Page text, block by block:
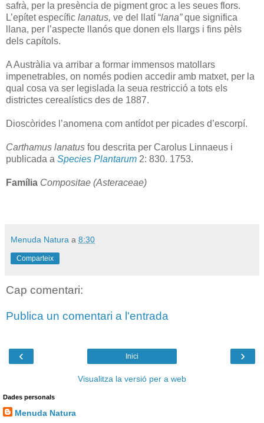
safrà, per la presència de pigment groc a les seues flors.
L’epítet específic lanatus, ve del llatí “lana”que significa
llana, per l’aspecte llanós que donen els llargs i fins pèls
dels capítols.
A Austràlia va arribar a formar immensos matollars
impenetrables, on només podien accedir amb matxet, per la
qual cosa va ser legislada la seua restricció a tots els
districtes cerealístics des de 1887.
Dioscòrides l’anomena com antídot per picades d’escorpí.
Carthamus lanatus fou descrita per Carolus Linnaeus i
publicada a Species Plantarum 2: 830. 1753.
Família Compositae (Asteraceae)
Menuda Natura a 8:30
Comparteix
Cap comentari:
Publica un comentari a l'entrada
‹ ›
Inici
Visualitza la versió per a web
Dades personals
Menuda Natura